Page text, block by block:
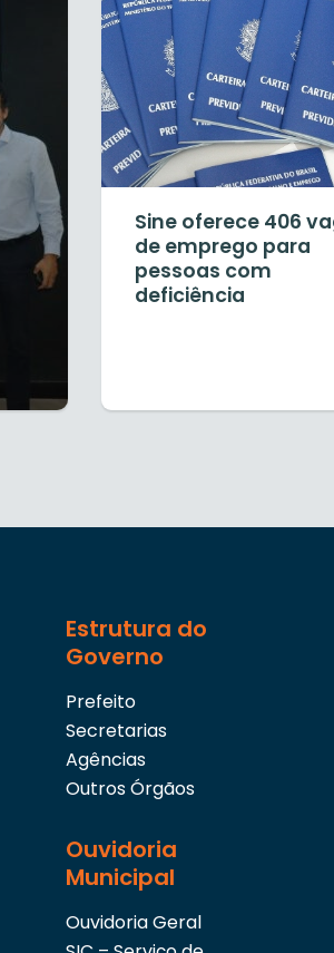
Sine oferece 406
de emprego para
pessoas com
deficiência
Estrutura do
Governo
Prefeito
Secretarias
Agências
Outros Órgãos
Ouvidoria
Municipal
Ouvidoria Geral